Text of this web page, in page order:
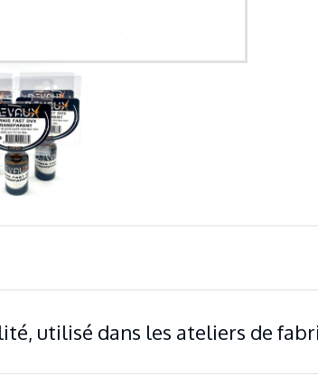
utilisé dans les ateliers de